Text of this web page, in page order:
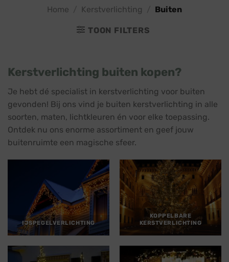
Home Kerstverlichting Buiten
TOON FILTERS
Kerstverlichting buiten kopen?
Je hebt dé specialist in kerstverlichting voor buiten
gevonden! Bij ons vind je buiten kerstverlichting in alle
soorten, maten, lichtkleuren én voor elke toepassing.
Ontdek nu ons enorme assortiment en geef jouw
buitenruimte een magische sfeer.
IJSPEGELVERLICHTING
KOPPELBARE
KERSTVERLICHTING